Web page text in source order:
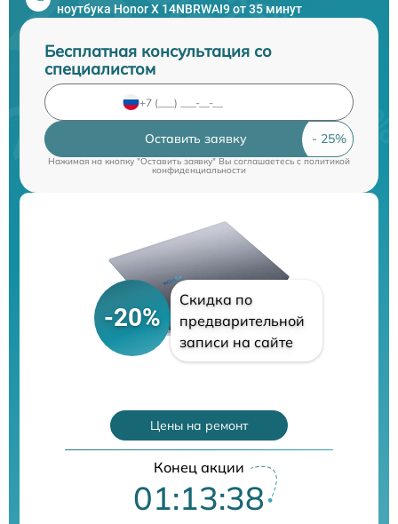
ноутбука Honor X 14NBRWAI9 от 35 минут
Бесплатная консультация со
специалистом
Оставить заявку
Нажимая на кнопку "Оставить заявку" Вы соглашаетесь cполитикой
конфиденциальности
-20%
Скидка по
предварительной
записи на сайте
Цены на ремонт
Конец акции
01:13:37